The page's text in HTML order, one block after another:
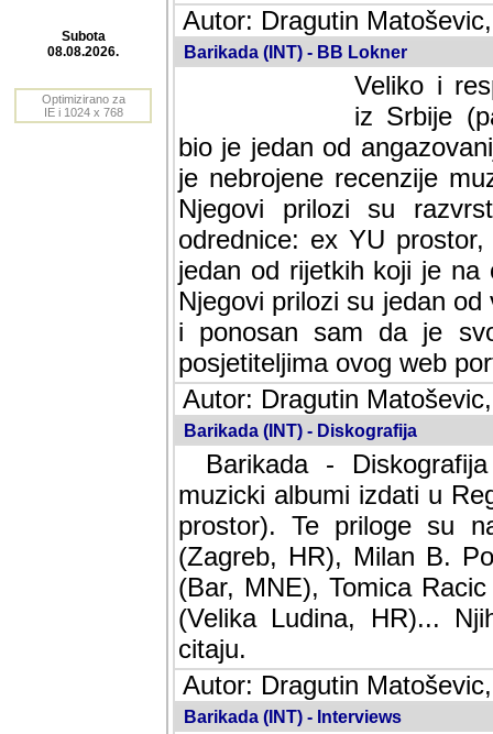
Autor: Dragutin
Barikada (INT) - BB Lokner
Veliko i
Srbije (pa i
jedan od angazovanijih
nebrojene recenzije
Njegovi prilozi su
odrednice: ex YU
jedan od rijetkih koji je
Njegovi prilozi su jedan
i ponosan sam da je
posjetiteljima ovog web
Autor: Dragutin
Barikada (INT) - Diskografija
Barikada -
muzicki albumi izdati u
prostor). Te priloge su
(Zagreb, HR), Milan B.
(Bar, MNE), Tomica
(Velika Ludina, HR)...
citaju.
Autor: Dragutin
Barikada (INT) - Interviews